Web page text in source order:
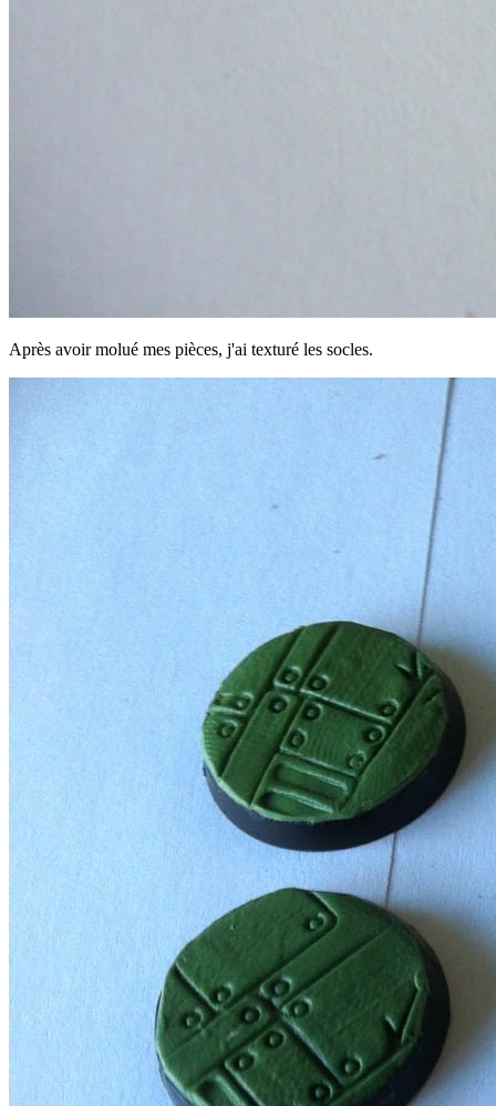
Après avoir molué mes pièces, j'ai texturé les socles.